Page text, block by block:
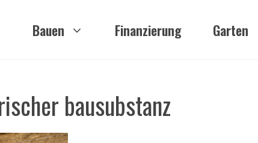
Bauen Finanzierung Garten
bausubstanz